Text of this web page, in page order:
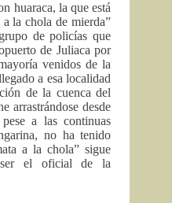
huaraca, la que está
la chola de mierda”
de policías que
de Juliaca por
venidos de la
a esa localidad
de la cuenca del
arrastrándose desde
a las continuas
no ha tenido
a la chola” sigue
ser el oficial de la